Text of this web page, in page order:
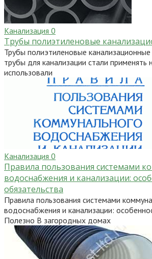
Канализация 0
Трубы полиэтиленовые
Трубы полиэтиленовые
трубы для канализации стали применять
использовали
Канализация 0
Правила пользования системами
водоснабжения и канализации:
обязательства
Правила пользования системами
водоснабжения и канализации:
Полезно В загородных домах